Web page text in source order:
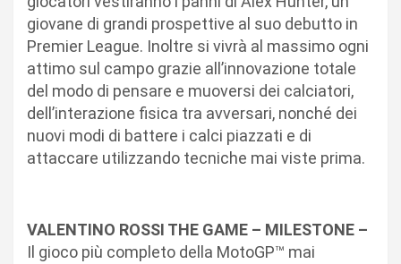
giovane di grandi prospettive al suo debutto in
Premier League. Inoltre si vivrà al massimo ogni
attimo sul campo grazie all’innovazione totale
del modo di pensare e muoversi dei calciatori,
dell’interazione fisica tra avversari, nonché dei
nuovi modi di battere i calci piazzati e di
attaccare utilizzando tecniche mai viste prima.
VALENTINO ROSSI THE GAME – MILESTONE –
Il gioco più completo della MotoGP™ mai